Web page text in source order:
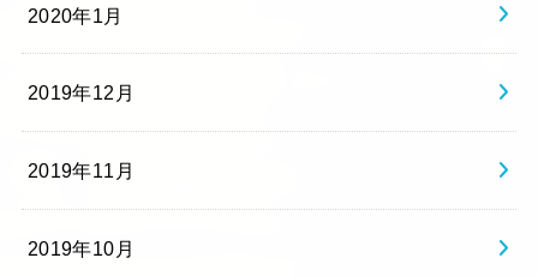
2020年1月
2019年12月
2019年11月
2019年10月